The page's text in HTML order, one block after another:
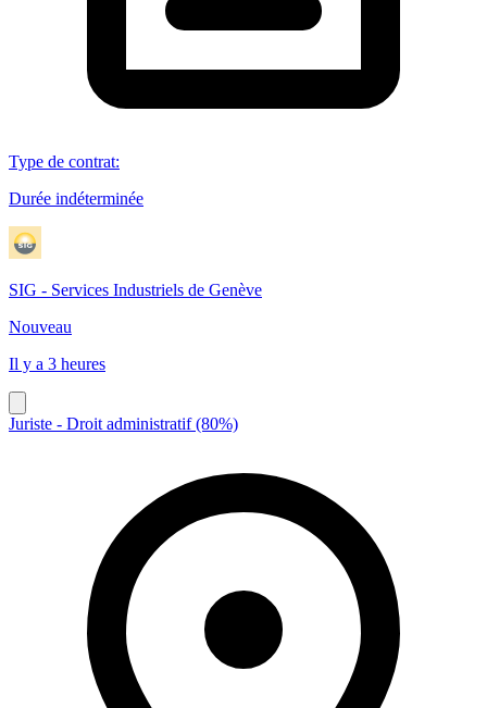
Type de contrat:
Durée indéterminée
SIG - Services Industriels de Genève
Nouveau
Il y a 3 heures
Juriste - Droit administratif (80%)